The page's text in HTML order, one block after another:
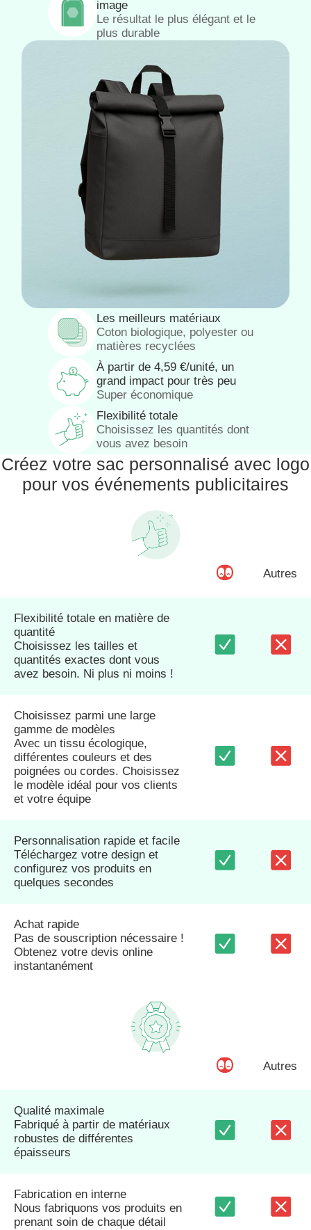
image
Le résultat le plus élégant et le
plus durable
Les meilleurs matériaux
Coton biologique, polyester ou
matières recyclées
À partir de 4,59 €/unité, un
grand impact pour très peu
Super économique
Flexibilité totale
Choisissez les quantités dont
vous avez besoin
Créez votre sac personnalisé avec logo
pour vos événements publicitaires
Autres
Flexibilité totale en matière de
quantité
Choisissez les tailles et
quantités exactes dont vous
avez besoin. Ni plus ni moins !
Choisissez parmi une large
gamme de modèles
Avec un tissu écologique,
différentes couleurs et des
poignées ou cordes. Choisissez
le modèle idéal pour vos clients
et votre équipe
Personnalisation rapide et facile
Téléchargez votre design et
configurez vos produits en
quelques secondes
Achat rapide
Pas de souscription nécessaire !
Obtenez votre devis online
instantanément
Autres
Qualité maximale
Fabriqué à partir de matériaux
robustes de différentes
épaisseurs
Fabrication en interne
Nous fabriquons vos produits en
prenant soin de chaque détail